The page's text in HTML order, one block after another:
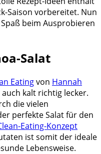
Saison vorbereitet. Nun
beim Ausprobieren
Salat
Eatingvon Hannah
kalt richtig lecker.
die vielen
perfekte Salat für den
Eating-Konzept
ist somit der ideale
Lebensweise.